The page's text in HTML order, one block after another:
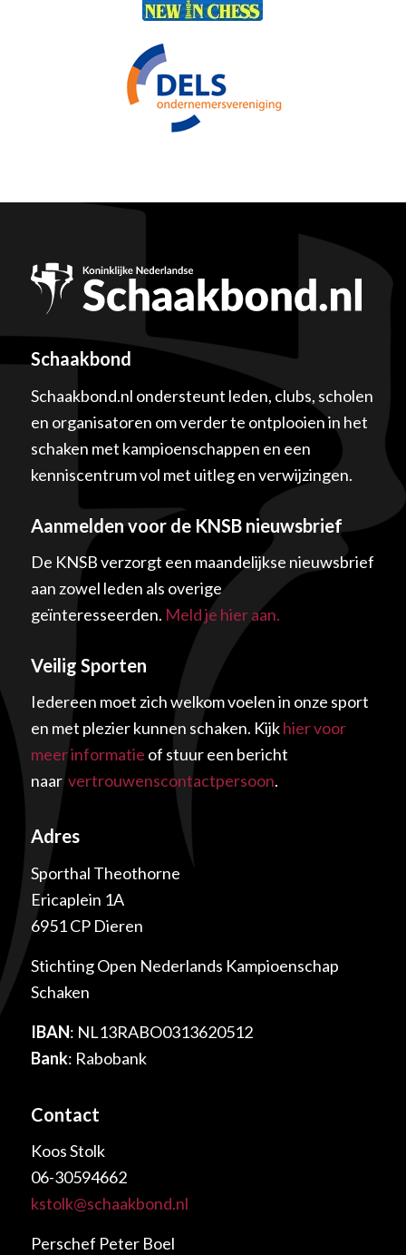
Schaakbond
Schaakbond.nl ondersteunt leden, clubs, scholen
en organisatoren om verder te ontplooien in het
schaken met kampioenschappen en een
kenniscentrum vol met uitleg en verwijzingen.
Aanmelden voor de KNSB nieuwsbrief
De KNSB verzorgt een maandelijkse nieuwsbrief
aan zowel leden als overige
geïnteresseerden. Meld je hier aan.
Veilig Sporten
Iedereen moet zich welkom voelen in onze sport
en met plezier kunnen schaken. Kijkhier voor
meer informatie of stuur een bericht
naarvertrouwenscontactpersoon.
Adres
Sporthal Theothorne
Ericaplein 1A
6951 CP Dieren
Stichting Open Nederlands Kampioenschap
Schaken
IBAN: NL13RABO0313620512
Bank: Rabobank
Contact
Koos Stolk
06-30594662
kstolk@schaakbond.nl
Perschef Peter Boel